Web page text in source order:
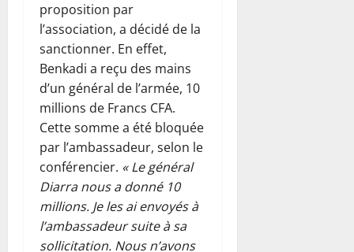
proposition par
l’association, a décidé de la
sanctionner. En effet,
Benkadi a reçu des mains
d’un général de l’armée, 10
millions de Francs CFA.
Cette somme a été bloquée
par l’ambassadeur, selon le
conférencier. « Le général
Diarra nous a donné 10
millions. Je les ai envoyés à
l’ambassadeur suite à sa
sollicitation. Nous n’avons